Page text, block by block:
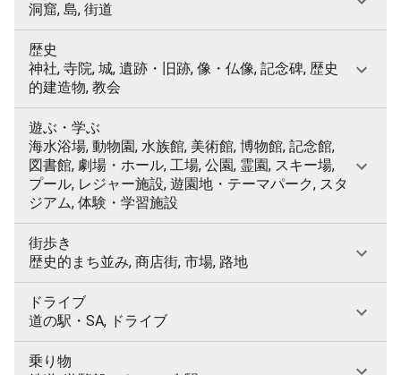
洞窟, 島, 街道
歴史
神社, 寺院, 城, 遺跡・旧跡, 像・仏像, 記念碑, 歴史
的建造物, 教会
遊ぶ・学ぶ
海水浴場, 動物園, 水族館, 美術館, 博物館, 記念館,
図書館, 劇場・ホール, 工場, 公園, 霊園, スキー場,
プール, レジャー施設, 遊園地・テーマパーク, スタ
ジアム, 体験・学習施設
街歩き
歴史的まち並み, 商店街, 市場, 路地
ドライブ
道の駅・SA, ドライブ
乗り物